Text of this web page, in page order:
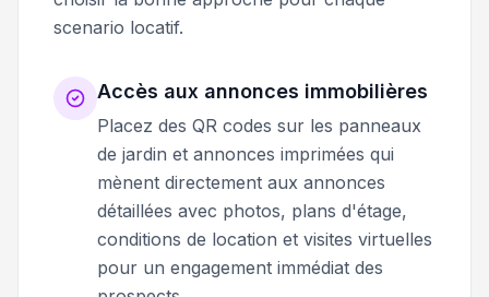
scenario locatif.
Accès aux annonces immobilières
Placez des QR codes sur les panneaux
de jardin et annonces imprimées qui
mènent directement aux annonces
détaillées avec photos, plans d'étage,
conditions de location et visites virtuelles
pour un engagement immédiat des